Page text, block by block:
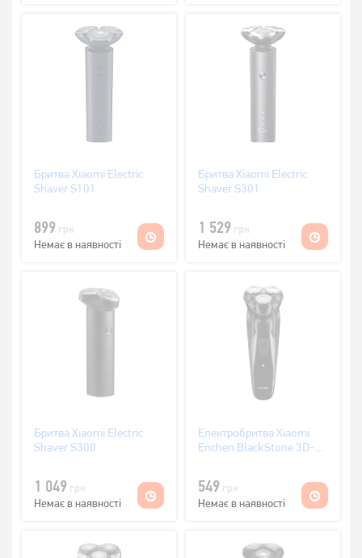
Бритва Xiaomi Electric
Shaver S101
899
Немає в наявності
Бритва Xiaomi Electric
Shaver S301
1 529
Немає в наявності
Бритва Xiaomi Electric
Shaver S300
1 049
Немає в наявності
Електробритва Xiaomi
Enchen BlackStone 3D-C
549
Немає в наявності